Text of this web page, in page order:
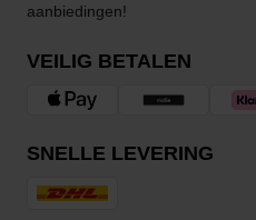
aanbiedingen!
VEILIG BETALEN
SNELLE LEVERING